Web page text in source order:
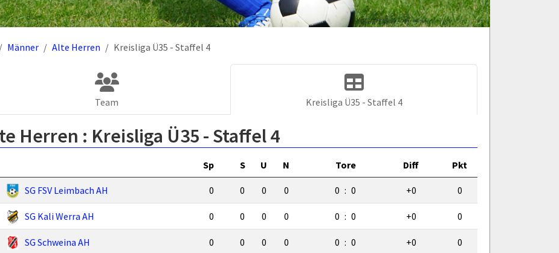
Männer Alte Herren Kreisliga Ü35 - Staffel 4
Team Kreisliga Ü35 - Staffel 4
Herren : Kreisliga Ü35 - Staffel 4
Sp S U N Tore Diff Pkt
SG FSV Leimbach AH 0 0 0 0 0 : 0 +0 0
SG Kali Werra AH 0 0 0 0 0 : 0 +0 0
SG Schweina AH 0 0 0 0 0 : 0 +0 0